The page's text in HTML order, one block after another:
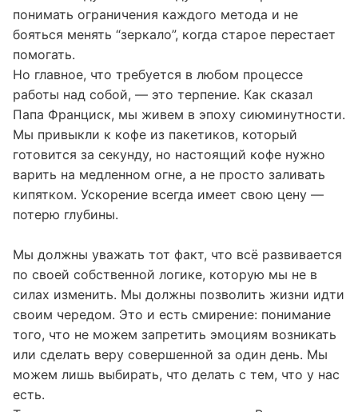
его или ее компетенции заканчиваются. Такие
ответы следует искать в духовном мире. Важно
понимать ограничения каждого метода и не
бояться менять “зеркало”, когда старое перестает
помогать.
Но главное, что требуется в любом процессе
работы над собой, — это терпение. Как сказал
Папа Франциск, мы живем в эпоху сиюминутности.
Мы привыкли к кофе из пакетиков, который
готовится за секунду, но настоящий кофе нужно
варить на медленном огне, а не просто заливать
потерю глубины.
Мы должны уважать тот факт, что всё развивается
по своей собственной логике, которую мы не в
силах изменить. Мы должны позволить жизни идти
своим чередом. Это и есть смирение: понимание
того, что не можем запретить эмоциям возникать
или сделать веру совершенной за один день. Мы
можем лишь выбирать, что делать с тем, что у нас